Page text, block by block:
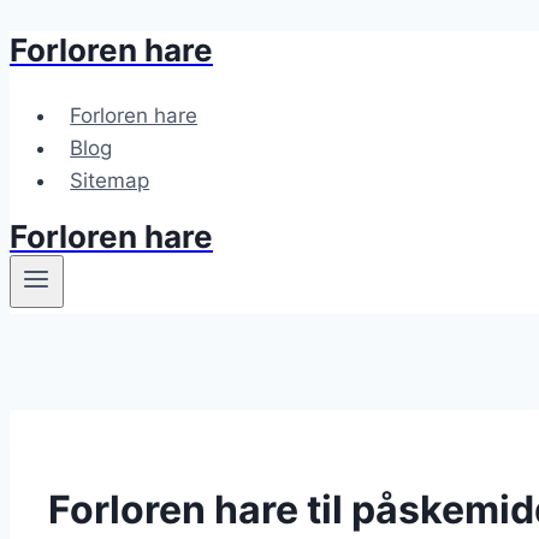
Fortsæt
indhold
Forloren hare
Forloren hare
Blog
Sitemap
Forloren hare
Forloren hare til